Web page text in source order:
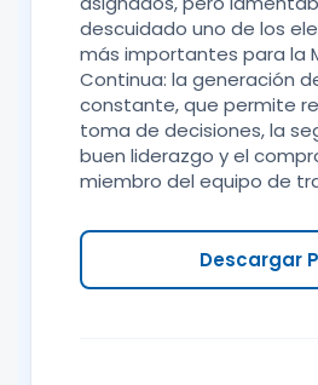
descuidado uno de los
más importantes para la
Continua: la generación
constante, que permite
toma de decisiones, la
buen liderazgo y el
miembro del equipo de
Descargar